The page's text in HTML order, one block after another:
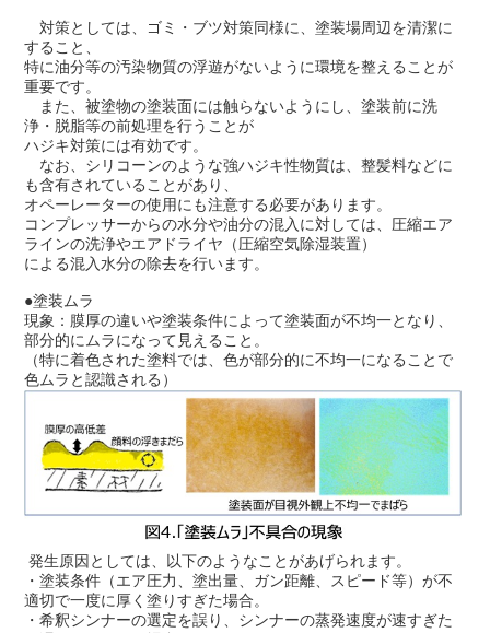
対策としては、ゴミ・ブツ対策同様に、塗装場周辺を清潔に
すること、
特に油分等の汚染物質の浮遊がないように環境を整えることが
重要です。
また、被塗物の塗装面には触らないようにし、塗装前に洗
浄・脱脂等の前処理を行うことが
ハジキ対策には有効です。
なお、シリコーンのような強ハジキ性物質は、整髪料などに
も含有されていることがあり、
オペーレーターの使用にも注意する必要があります。
コンプレッサーからの水分や油分の混入に対しては、圧縮エア
ラインの洗浄やエアドライヤ（圧縮空気除湿装置）
による混入水分の除去を行います。
●塗装ムラ
現象：膜厚の違いや塗装条件によって塗装面が不均一となり、
部分的にムラになって見えること。
（特に着色された塗料では、色が部分的に不均一になることで
色ムラと認識される）
発生原因としては、以下のようなことがあげられます。
・塗装条件（エア圧力、塗出量、ガン距離、スピード等）が不
適切で一度に厚く塗りすぎた場合。
・希釈シンナーの選定を誤り、シンナーの蒸発速度が速すぎた